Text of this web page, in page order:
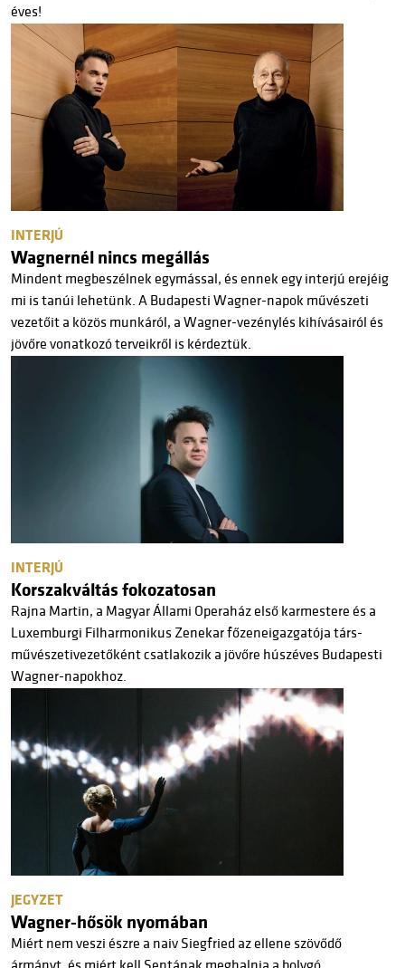
éves!
INTERJÚ
Wagnernél nincs megállás
Mindent megbeszélnek egymással, és ennek egy interjú erejéig
mi is tanúi lehetünk. A Budapesti Wagner-napok művészeti
vezetőit a közös munkáról, a Wagner-vezénylés kihívásairól és
jövőre vonatkozó terveikről is kérdeztük.
INTERJÚ
Korszakváltás fokozatosan
Rajna Martin, a Magyar Állami Operaház első karmestere és a
Luxemburgi Filharmonikus Zenekar főzeneigazgatója társ-
művészetivezetőként csatlakozik a jövőre húszéves Budapesti
Wagner-napokhoz.
JEGYZET
Wagner-hősök nyomában
Miért nem veszi észre a naiv Siegfried az ellene szövődő